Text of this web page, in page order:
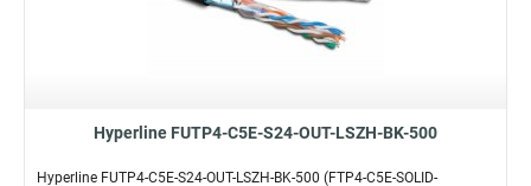
Hyperline FUTP4-C5E-S24-OUT-LSZH-BK-500
Hyperline FUTP4-C5E-S24-OUT-LSZH-BK-500 (FTP4-C5E-SOLID-